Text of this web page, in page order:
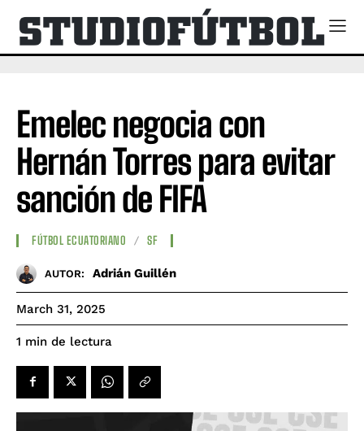
Emelec negocia con
Hernán Torres para evitar
sanción de FIFA
FÚTBOL ECUATORIANO SF
AUTOR: Adrián Guillén
March 31, 2025
1 min de lectura